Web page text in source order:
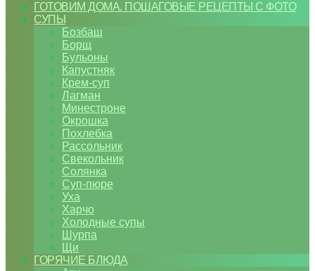
ГОТОВИМ ДОМА. ПОШАГОВЫЕ РЕЦЕПТЫ С ФОТО
СУПЫ
Бозбаш
Борщ
Бульоны
Капустняк
Крем-суп
Лагман
Минестроне
Окрошка
Похлебка
Рассольник
Свекольник
Солянка
Суп-пюре
Уха
Харчо
Холодные супы
Шурпа
Щи
ГОРЯЧИЕ БЛЮДА